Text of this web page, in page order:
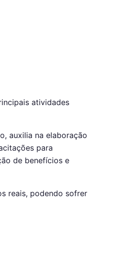
atividades
auxilia na elaboração
para
de benefícios e
reais, podendo sofrer